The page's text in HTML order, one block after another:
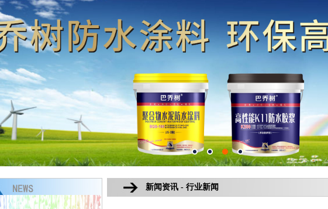
新闻资讯 - 行业新闻